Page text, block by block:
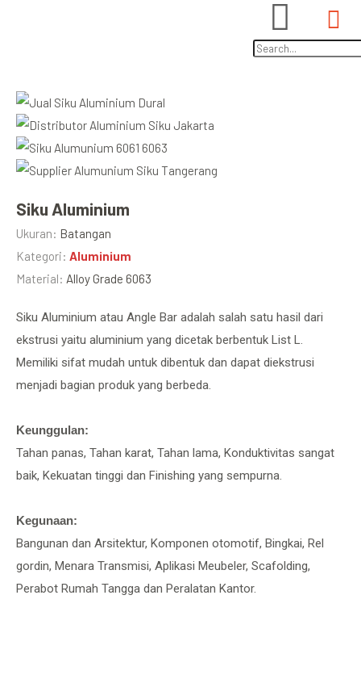
Siku Aluminium
Ukuran: Batangan
Kategori: Aluminium
Material: Alloy Grade 6063
Siku Aluminium atau Angle Bar adalah salah satu hasil dari
ekstrusi yaitu aluminium yang dicetak berbentuk List L.
Memiliki sifat mudah untuk dibentuk dan dapat diekstrusi
menjadi bagian produk yang berbeda.
Keunggulan:
Tahan panas, Tahan karat, Tahan lama, Konduktivitas sangat
baik, Kekuatan tinggi dan Finishing yang sempurna.
Kegunaan:
Bangunan dan Arsitektur, Komponen otomotif, Bingkai, Rel
gordin, Menara Transmisi, Aplikasi Meubeler, Scafolding,
Perabot Rumah Tangga dan Peralatan Kantor.